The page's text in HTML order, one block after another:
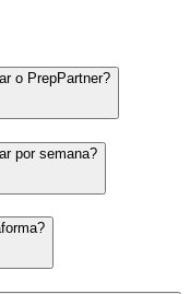
o PrepPartner?
por semana?